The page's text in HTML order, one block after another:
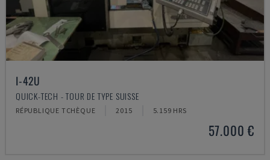
I-42U
QUICK-TECH - TOUR DE TYPE SUISSE
RÉPUBLIQUE TCHÈQUE 2015 5.159 HRS
57.000 €